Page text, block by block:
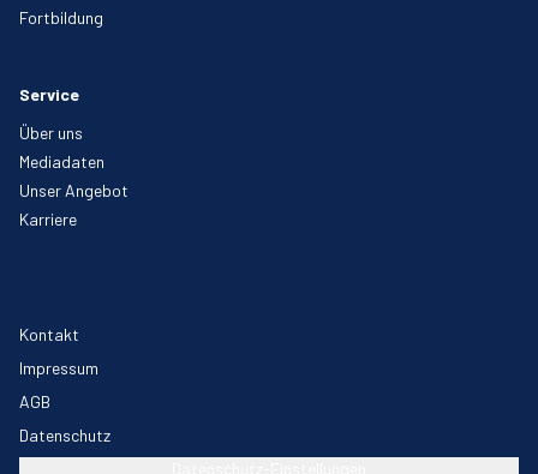
Fortbildung
Service
Über uns
Mediadaten
Unser Angebot
Karriere
Kontakt
Impressum
AGB
Datenschutz